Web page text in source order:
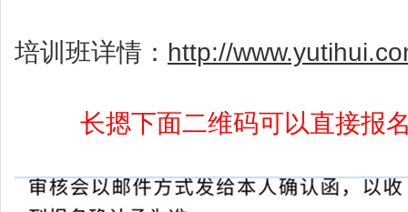
培训班详情： http://
长摁下面二维码可以直接报